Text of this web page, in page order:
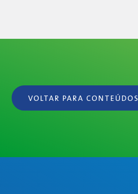
VOLTAR PARA CONTEÚDOS